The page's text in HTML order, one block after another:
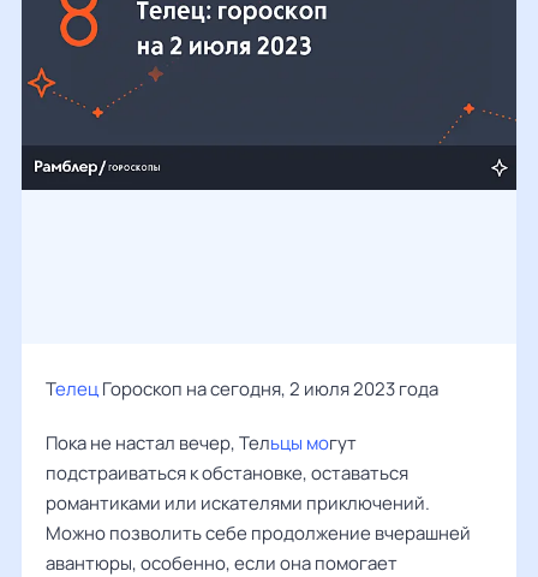
ТелецГороскоп на сегодня, 2 июля 2023 года
Пока не настал вечер, Тельцы могут
подстраиваться к обстановке, оставаться
романтиками или искателями приключений.
Можно позволить себе продолжение вчерашней
авантюры, особенно, если она помогает